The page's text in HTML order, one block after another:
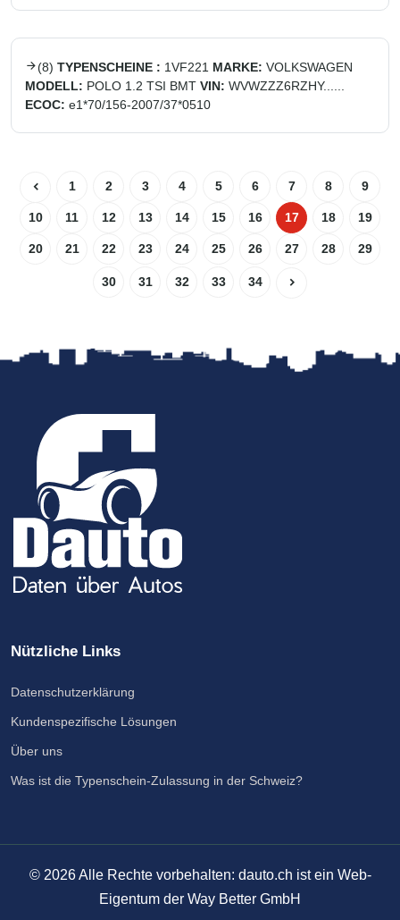
(8) TYPENSCHEINE : 1VF221 MARKE: VOLKSWAGEN
MODELL: POLO 1.2 TSI BMT VIN: WVWZZZ6RZHY......
ECOC: e1*70/156-2007/37*0510
1 2 3 4 5 6 7 8 9
10 11 12 13 14 15 16 17 18 19
20 21 22 23 24 25 26 27 28 29
30 31 32 33 34
Nützliche Links
Datenschutzerklärung
Kundenspezifische Lösungen
Über uns
Was ist die Typenschein-Zulassung in der Schweiz?
© 2026Alle Rechte vorbehalten: dauto.ch ist ein Web-
Eigentum der Way Better GmbH